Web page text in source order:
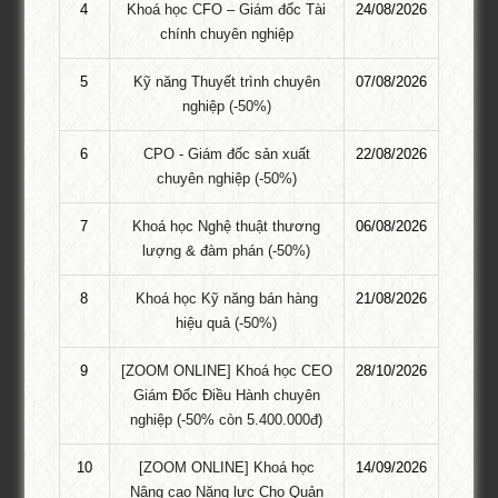
KHÓA HỌC GỢI Ý
Khóa Học KOC PRO – Kiếm tiền từ làm
Bạn thường xuyên xem các video review mỹ phẩm, đồ công
nghệ, thời trang và tự hỏi: “Họ kiếm tiền bằng cách nào?” Câu trả
lời là: Họ là KOC – những người tiêu dùng có sức ảnh hưởng.
Và bạn cũng có thể trở thành một KOC thành công như vậy,
tham gia khoá …
4
Khoá học CFO – Giám đốc Tài
chính chuyên nghiệp
24/08/2026
5
Kỹ năng Thuyết trình chuyên
nghiệp (-50%)
07/08/2026
6
CPO - Giám đốc sản xuất
chuyên nghiệp (-50%)
22/08/2026
7
Khoá học Nghệ thuật thương
lượng & đàm phán (-50%)
06/08/2026
8
Khoá học Kỹ năng bán hàng
hiệu quả (-50%)
21/08/2026
9
[ZOOM ONLINE] Khoá học CEO
Giám Đốc Điều Hành chuyên
nghiệp (-50% còn 5.400.000đ)
28/10/2026
10
[ZOOM ONLINE] Khoá học
Nâng cao Năng lực Cho Quản
14/09/2026